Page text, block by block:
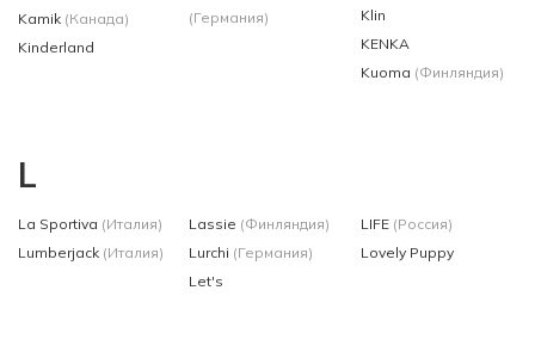
Kamik (Канада)
Kinderland
(Германия)
Klin
KENKA
Kuoma (Финляндия)
L
La Sportiva (Италия)
Lumberjack (Италия)
Lassie (Финляндия)
Lurchi (Германия)
Let's
LIFE (Россия)
Lovely Puppy